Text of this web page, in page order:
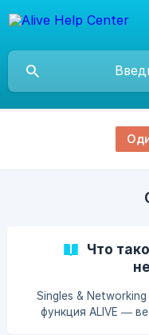
Что
Singles &
функция ALIVE —